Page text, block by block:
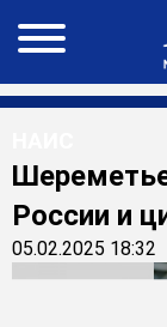
России и
05.02.2025 18:32